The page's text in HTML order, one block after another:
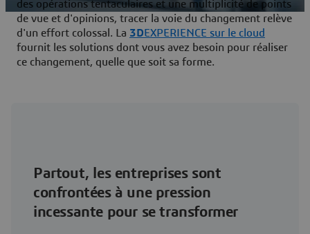
des opérations tentaculaires et une multiplicité de points
de vue et d'opinions, tracer la voie du changement relève
d'un effort colossal. La 3DEXPERIENCE sur le cloud
fournit les solutions dont vous avez besoin pour réaliser
ce changement, quelle que soit sa forme.
Partout, les entreprises sont
confrontées à une pression
incessante pour se transformer